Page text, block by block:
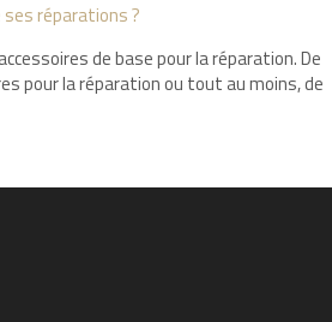
réparations ?
de base pour la réparation. De
pour la réparation ou tout au moins, de